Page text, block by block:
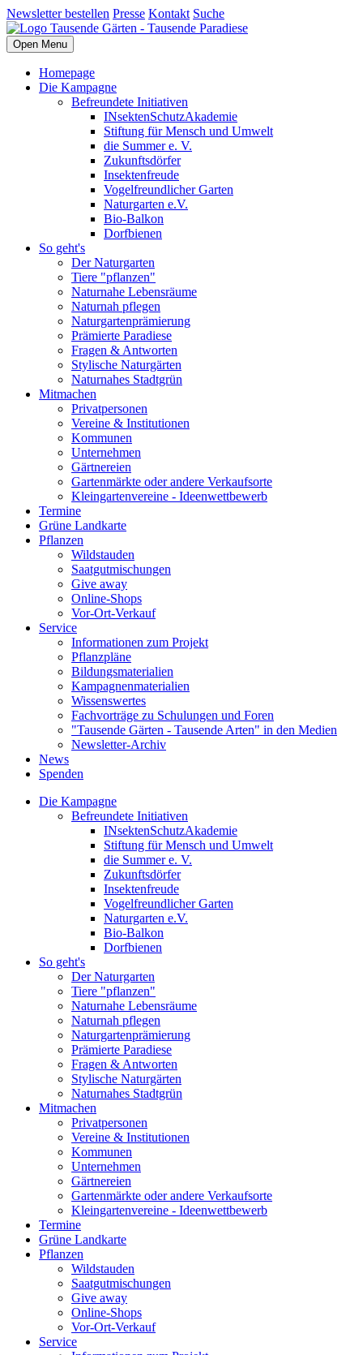
Newsletter bestellen Presse Kontakt Suche
Open Menu
Homepage
Die Kampagne
Befreundete Initiativen
INsektenSchutzAkademie
Stiftung für Mensch und Umwelt
die Summer e. V.
Zukunftsdörfer
Insektenfreude
Vogelfreundlicher Garten
Naturgarten e.V.
Bio-Balkon
Dorfbienen
So geht's
Der Naturgarten
Tiere "pflanzen"
Naturnahe Lebensräume
Naturnah pflegen
Naturgartenprämierung
Prämierte Paradiese
Fragen & Antworten
Stylische Naturgärten
Naturnahes Stadtgrün
Mitmachen
Privatpersonen
Vereine & Institutionen
Kommunen
Unternehmen
Gärtnereien
Gartenmärkte oder andere Verkaufsorte
Kleingartenvereine - Ideenwettbewerb
Termine
Grüne Landkarte
Pflanzen
Wildstauden
Saatgutmischungen
Give away
Online-Shops
Vor-Ort-Verkauf
Service
Informationen zum Projekt
Pflanzpläne
Bildungsmaterialien
Kampagnenmaterialien
Wissenswertes
Fachvorträge zu Schulungen und Foren
"Tausende Gärten - Tausende Arten" in den Medien
Newsletter-Archiv
News
Spenden
Die Kampagne
Befreundete Initiativen
INsektenSchutzAkademie
Stiftung für Mensch und Umwelt
die Summer e. V.
Zukunftsdörfer
Insektenfreude
Vogelfreundlicher Garten
Naturgarten e.V.
Bio-Balkon
Dorfbienen
So geht's
Der Naturgarten
Tiere "pflanzen"
Naturnahe Lebensräume
Naturnah pflegen
Naturgartenprämierung
Prämierte Paradiese
Fragen & Antworten
Stylische Naturgärten
Naturnahes Stadtgrün
Mitmachen
Privatpersonen
Vereine & Institutionen
Kommunen
Unternehmen
Gärtnereien
Gartenmärkte oder andere Verkaufsorte
Kleingartenvereine - Ideenwettbewerb
Termine
Grüne Landkarte
Pflanzen
Wildstauden
Saatgutmischungen
Give away
Online-Shops
Vor-Ort-Verkauf
Service